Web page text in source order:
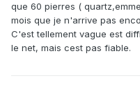
que 60 pierres (
mois que je n'arrive pas
C'est tellement vague est
le net, mais cest pas fiable.